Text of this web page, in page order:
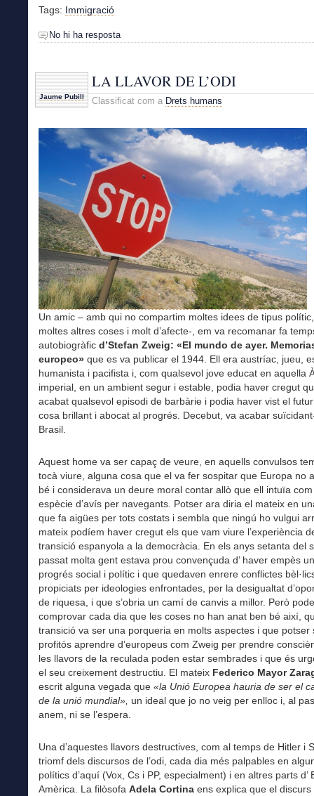
Tags: Immigració
No hi ha resposta
Jaume Pubill
LA LLAVOR DE L’ODI
Classificat com a Drets humans
Un amic – amb qui no compartim moltes idees de tipus
moltes altres coses i molt d’afecte-, em va recomanar fa
autobiogràfic d’Stefan Zweig: «El mundo de ayer.
europeo» que es va publicar el 1944. Ell era austríac, jueu,
humanista i pacifista i, com qualsevol jove educat en aquella
imperial, en un ambient segur i estable, podia haver cregut
acabat qualsevol episodi de barbàrie i podia haver vist el
cosa brillant i abocat al progrés. Decebut, va acabar
Brasil.
Aquest home va ser capaç de veure, en aquells convulsos
tocà viure, alguna cosa que el va fer sospitar que Europa no
bé i considerava un deure moral contar allò que ell intuïa
espècie d’avís per navegants. Potser ara diria el mateix en
que fa aigües per tots costats i sembla que ningú ho vulgui
mateix podíem haver cregut els que vam viure l’experiència
transició espanyola a la democràcia. En els anys setanta del
passat molta gent estava prou convençuda d’ haver empès
progrés social i polític i que quedaven enrere conflictes
propiciats per ideologies enfrontades, per la desigualtat
de riquesa, i que s’obria un camí de canvis a millor. Però
comprovar cada dia que les coses no han anat ben bé així,
transició va ser una porqueria en molts aspectes i que potser
profitós aprendre d’europeus com Zweig per prendre
les llavors de la reculada poden estar sembrades i que és
el seu creixement destructiu. El mateix Federico Mayor
escrit alguna vegada que «la Unió Europea hauria de ser el
de la unió mundial», un ideal que jo no veig per enlloc i, al
anem, ni se l’espera.
Una d’aquestes llavors destructives, com al temps de Hitler i
triomf dels discursos de l’odi, cada dia més palpables en
polítics d’aquí (Vox, Cs i PP, especialment) i en altres parts d’
Amèrica. La filòsofa Adela Cortina ens explica que el discurs